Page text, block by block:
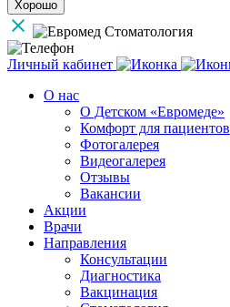
Хорошо
Личный кабинет
О нас
О Детском «Евромеде»
Комфорт для пациентов
Фотогалерея
Видеогалерея
Отзывы
Вакансии
Акции
Врачи
Направления
Консультации
Диагностика
Вакцинация